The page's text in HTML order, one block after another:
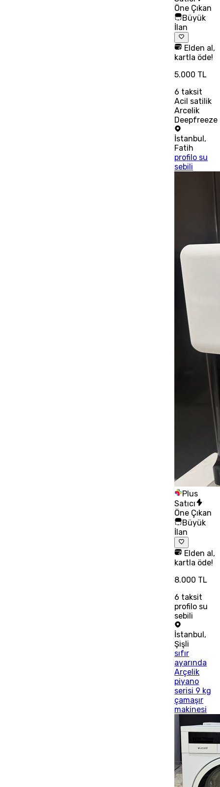
Öne Çıkan
Büyük
İlan
Elden al,
kartla öde!
5.000 TL
6 taksit
Acil satilik
Arcelik
Deepfreeze
İstanbul ,
Fatih
profilo su
sebili
Plus
Satıcı
Öne Çıkan
Büyük
İlan
Elden al,
kartla öde!
8.000 TL
6 taksit
profilo su
sebili
İstanbul,
Şişli
sıfır
ayarında
Arçelik
piyano
serisi 9 kg
çamaşır
makinesi